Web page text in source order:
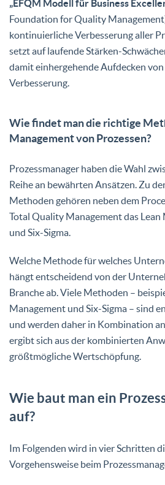
„EFQM Modell für Business
Foundation for Quality
kontinuierliche Verbesserung aller
setzt auf laufende Stärken-
damit einhergehende Aufdecken
Verbesserung.
Wie findet man die richtige
Management von Prozessen?
Prozessmanager haben die Wahl
Reihe an bewährten Ansätzen. Zu
Methoden gehören neben dem
Total Quality Management das Lean
und Six-Sigma.
Welche Methode für welches
hängt entscheidend von der
Branche ab. Viele Methoden –
Management und Six-Sigma – sind
und werden daher in Kombination
ergibt sich aus der kombinierten
größtmögliche Wertschöpfung.
Wie baut man ein
auf?
Im Folgenden wird in vier Schritten
Vorgehensweise beim